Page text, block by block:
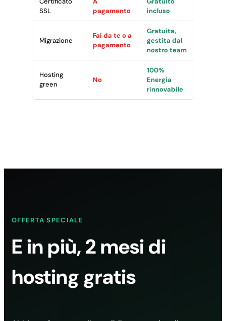
SSL
pagamento
incluso
Migrazione
Fai da te o a
pagamento
Gratuita,
gestita dal
nostro team
Hosting
green
No
100%
Energia
rinnovabile
OFFERTA SPECIALE
E in più, 2 mesi di
hosting gratis